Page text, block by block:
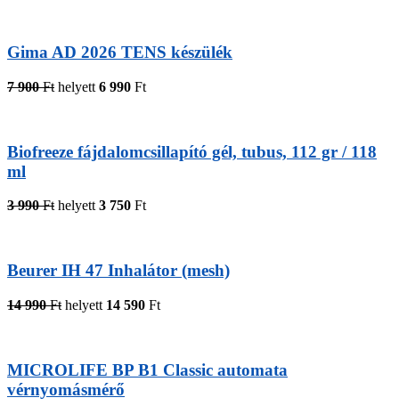
Gima AD 2026 TENS készülék
7 900 Ft helyett 6 990 Ft
Biofreeze fájdalomcsillapító gél, tubus, 112 gr / 118
ml
3 990 Fthelyett3 750 Ft
Beurer IH 47 Inhalátor (mesh)
14 990 Ft helyett 14 590 Ft
MICROLIFE BP B1 Classic automata
vérnyomásmérő